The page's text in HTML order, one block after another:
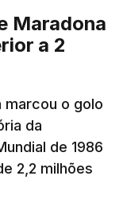
Maradona
a 2
marcou o golo
da
de 1986
2,2 milhões